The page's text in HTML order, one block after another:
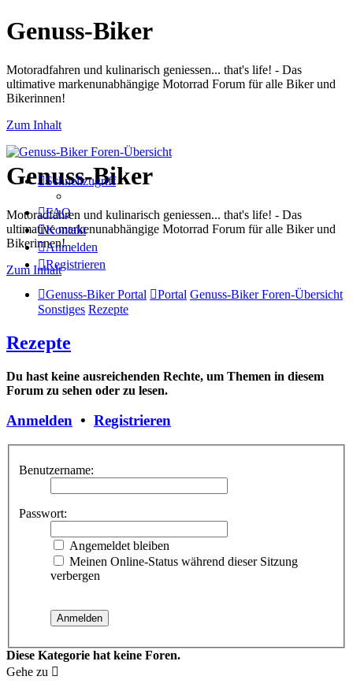
Genuss-Biker
Motoradfahren und kulinarisch geniessen... that's life! - Das
ultimative markenunabhängige Motorrad Forum für alle Biker und
Bikerinnen!
Zum Inhalt
Genuss-Biker
Motoradfahren und kulinarisch geniessen... that's life! - Das
ultimative markenunabhängige Motorrad Forum für alle Biker und
Bikerinnen!
Zum Inhalt
Schnellzugriff
FAQ
Kontakt
Anmelden
Registrieren
Genuss-Biker Portal Portal Genuss-Biker Foren-Übersicht
Sonstiges Rezepte
Rezepte
Du hast keine ausreichenden Rechte, um Themen in diesem
Forum zu sehen oder zu lesen.
Anmelden • Registrieren
Benutzername:
Passwort:
Angemeldet bleiben
Meinen Online-Status während dieser Sitzung
verbergen
Diese Kategorie hat keine Foren.
Gehe zu